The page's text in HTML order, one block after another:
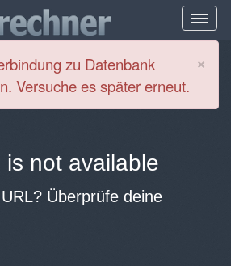
×
zu Datenbank
Versuche es später erneut.
not available
Überprüfe deine